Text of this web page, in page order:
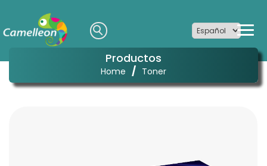
Productos
Home / Toner